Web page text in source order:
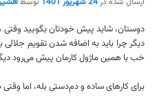
دوستان، شاید پیش خودتان بگویید وقتی
دیگر چرا باید به اضافه شدن تقویم
خب با همین ماژول کارمان پیش می‌رود
برای کارهای ساده و دمِ‌دستی بله، اما وقتی